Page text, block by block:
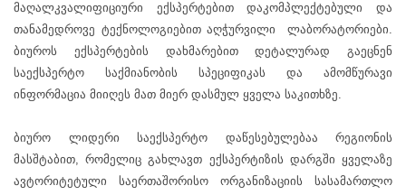
მაღალკვალიფიციური ექსპერტებით დაკომპლექტებული და
თანამედროვე ტექნოლოგიებით აღჭურვილი ლაბორატორიები.
ბიუროს ექსპერტების დახმარებით დეტალურად გაეცნენ
საექსპერტო საქმიანობის სპეციფიკას და ამომწურავი
ინფორმაცია მიიღეს მათ მიერ დასმულ ყველა საკითხზე.
ბიურო ლიდერი საექსპერტო დაწესებულებაა რეგიონის
მასშტაბით, რომელიც გახლავთ ექსპერტიზის დარგში ყველაზე
ავტორიტეტული საერთაშორისო ორგანიზაციის სასამართლო